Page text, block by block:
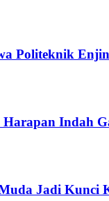
Politeknik
Indah
Jadi Kunci